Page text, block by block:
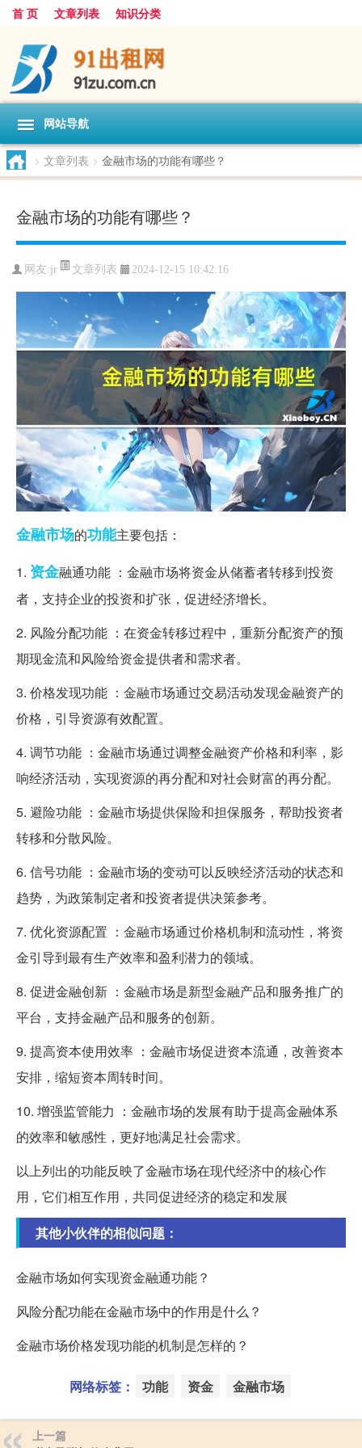
首 页 文章列表 知识分类
网站导航
> 文章列表 > 金融市场的功能有哪些？
金融市场的功能有哪些？
网友:jr 文章列表 2024-12-15 10:42:16
金融市场的功能主要包括：
1. 资金融通功能 ：金融市场将资金从储蓄者转移到投资
者，支持企业的投资和扩张，促进经济增长。
2. 风险分配功能 ：在资金转移过程中，重新分配资产的预
期现金流和风险给资金提供者和需求者。
3. 价格发现功能 ：金融市场通过交易活动发现金融资产的
价格，引导资源有效配置。
4. 调节功能 ：金融市场通过调整金融资产价格和利率，影
响经济活动，实现资源的再分配和对社会财富的再分配。
5. 避险功能 ：金融市场提供保险和担保服务，帮助投资者
转移和分散风险。
6. 信号功能 ：金融市场的变动可以反映经济活动的状态和
趋势，为政策制定者和投资者提供决策参考。
7. 优化资源配置 ：金融市场通过价格机制和流动性，将资
金引导到最有生产效率和盈利潜力的领域。
8. 促进金融创新 ：金融市场是新型金融产品和服务推广的
平台，支持金融产品和服务的创新。
9. 提高资本使用效率 ：金融市场促进资本流通，改善资本
安排，缩短资本周转时间。
10. 增强监管能力 ：金融市场的发展有助于提高金融体系
的效率和敏感性，更好地满足社会需求。
以上列出的功能反映了金融市场在现代经济中的核心作
用，它们相互作用，共同促进经济的稳定和发展
其他小伙伴的相似问题：
金融市场如何实现资金融通功能？
风险分配功能在金融市场中的作用是什么？
金融市场价格发现功能的机制是怎样的？
网络标签： 功能 资金 金融市场
上一篇